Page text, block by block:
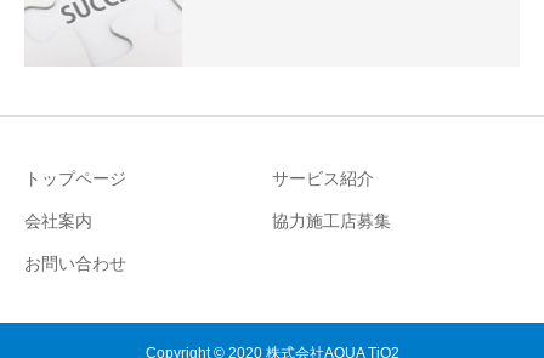
トップページ サービス紹介
会社案内 協力施工店募集
お問い合わせ
Copyright © 2020 株式会社AQUA TiO2